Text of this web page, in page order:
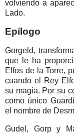
volviendo a
Lado.
Epílogo
Gorgeld,
que le ha
Elfos de la Torre,
cuando el Rey
su magia. Por su
como único
el nombre de
Gudel, Gorp y